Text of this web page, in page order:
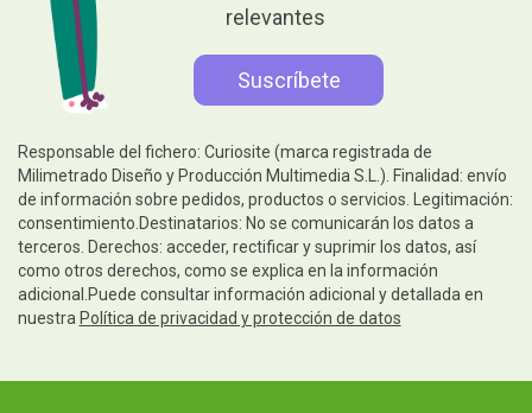
relevantes
Responsable del fichero: Curiosite (marca registrada de
Milimetrado Diseño y Producción Multimedia S.L.). Finalidad: envío
de información sobre pedidos, productos o servicios. Legitimación:
consentimiento.Destinatarios: No se comunicarán los datos a
terceros. Derechos: acceder, rectificar y suprimir los datos, así
como otros derechos, como se explica en la información
adicional.Puede consultar información adicional y detallada en
nuestra Política de privacidad y protección de datos